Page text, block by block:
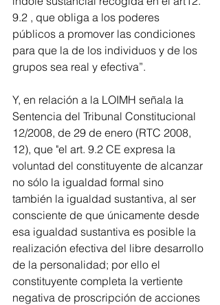
9.2 , que obliga a los poderes
públicos a promover las condiciones
para que la de los individuos y de los
grupos sea real y efectiva”.
Y, en relación a la LOIMH señala la
Sentencia del Tribunal Constitucional
12/2008, de 29 de enero (RTC 2008,
12), que "el art. 9.2 CE expresa la
voluntad del constituyente de alcanzar
no sólo la igualdad formal sino
también la igualdad sustantiva, al ser
consciente de que únicamente desde
esa igualdad sustantiva es posible la
realización efectiva del libre desarrollo
de la personalidad; por ello el
constituyente completa la vertiente
negativa de proscripción de acciones